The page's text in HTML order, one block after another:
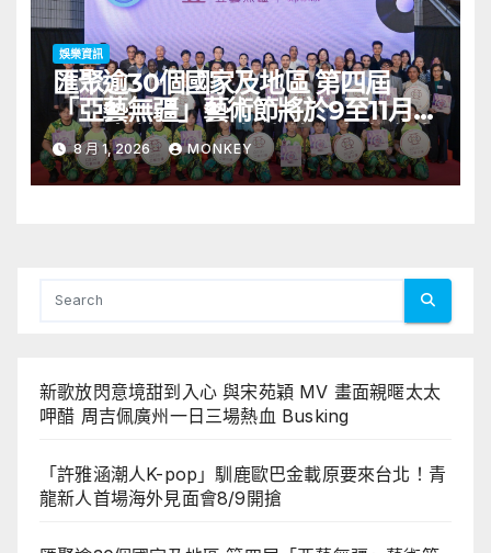
娛樂資訊
匯聚逾30個國家及地區 第四屆
「亞藝無疆」藝術節將於9至11月舉
行 開幕節目《三角演義》音樂會演
出陣容包括王雙駿夥拍恭碩良 聯同
來自蒙古的Uuhai、韓國的KARDI
8 月 1, 2026 MONKEY
新歌放閃意境甜到入心 與宋苑穎 MV 畫面親暱太太
呷醋 周吉佩廣州一日三場熱血 Busking
「許雅涵潮人K-pop」馴鹿歐巴金載原要來台北！青
龍新人首場海外見面會8/9開搶